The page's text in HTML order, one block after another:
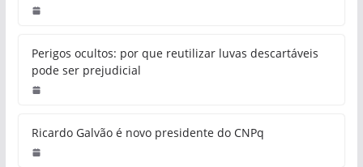
Perigos ocultos: por que reutilizar luvas descartáveis
pode ser prejudicial
Ricardo Galvão é novo presidente do CNPq